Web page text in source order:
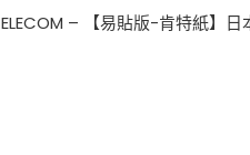
ELECOM – 【易貼版-肯特紙】